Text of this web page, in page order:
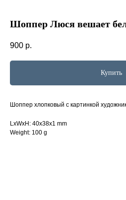
Шоппер Люся вешает
900 р.
Купить
Шоппер хлопковый с картинкой
LxWxH: 40x38x1 mm
Weight: 100 g